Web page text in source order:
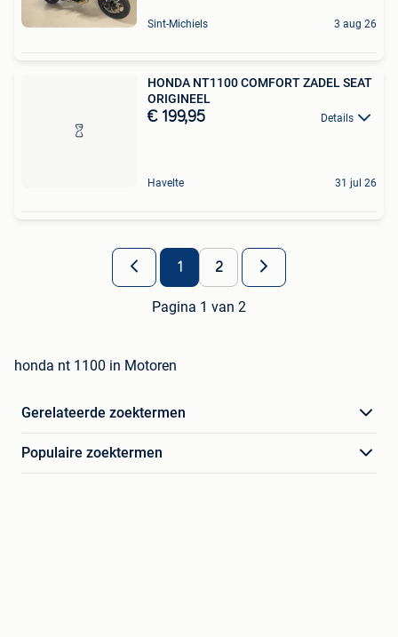
Sint-Michiels 3 aug 26
HONDA NT1100 COMFORT ZADEL SEAT
ORIGINEEL
€ 199,95 Details
Havelte 31 jul 26
1 2
Pagina 1 van 2
honda nt 1100 in Motoren
Gerelateerde zoektermen
Populaire zoektermen